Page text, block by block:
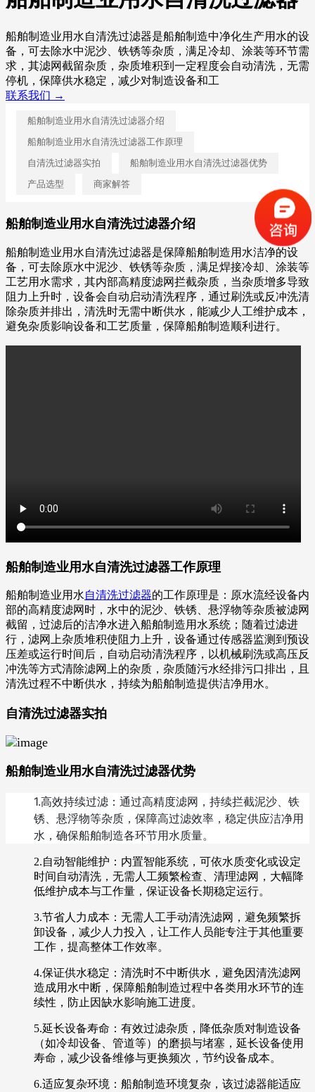
船舶制造业用水自清洗过滤器是船舶制造中净化生产用水的设
备，可去除水中泥沙、铁锈等杂质，满足冷却、涂装等环节需
求，其滤网截留杂质，杂质堆积到一定程度会自动清洗，无需
停机，保障供水稳定，减少对制造设备和工
联系我们 →
船舶制造业用水自清洗过滤器介绍
船舶制造业用水自清洗过滤器工作原理
自清洗过滤器实拍
船舶制造业用水自清洗过滤器优势
产品选型
商家解答
船舶制造业用水自清洗过滤器介绍
船舶制造业用水自清洗过滤器是保障船舶制造用水洁净的设
备，可去除原水中泥沙、铁锈等杂质，满足焊接冷却、涂装等
工艺用水需求，其内部高精度滤网拦截杂质，当杂质增多导致
阻力上升时，设备会自动启动清洗程序，通过刷洗或反冲洗清
除杂质并排出，清洗时无需中断供水，能减少人工维护成本，
避免杂质影响设备和工艺质量，保障船舶制造顺利进行。
船舶制造业用水自清洗过滤器工作原理
船舶制造业用水自清洗过滤器的工作原理是：原水流经设备内
部的高精度滤网时，水中的泥沙、铁锈、悬浮物等杂质被滤网
截留，过滤后的洁净水进入船舶制造用水系统；随着过滤进
行，滤网上杂质堆积使阻力上升，设备通过传感器监测到预设
压差或运行时间后，自动启动清洗程序，以机械刷洗或高压反
冲洗等方式清除滤网上的杂质，杂质随污水经排污口排出，且
清洗过程不中断供水，持续为船舶制造提供洁净用水。
自清洗过滤器实拍
船舶制造业用水自清洗过滤器优势
1.高效持续过滤：通过高精度滤网，持续拦截泥沙、铁
锈、悬浮物等杂质，保障高过滤效率，稳定供应洁净用
水，确保船舶制造各环节用水质量。
2.自动智能维护：内置智能系统，可依水质变化或设定
时间自动清洗，无需人工频繁检查、清理滤网，大幅降
低维护成本与工作量，保证设备长期稳定运行。
3.节省人力成本：无需人工手动清洗滤网，避免频繁拆
卸设备，减少人力投入，让工作人员能专注于其他重要
工作，提高整体工作效率。
4.保证供水稳定：清洗时不中断供水，避免因清洗滤网
造成用水中断，保障船舶制造过程中各类用水环节的连
续性，防止因缺水影响施工进度。
5.延长设备寿命：有效过滤杂质，降低杂质对制造设备
（如冷却设备、管道等）的磨损与堵塞，延长设备使用
寿命，减少设备维修与更换频次，节约设备成本。
6.适应复杂环境：船舶制造环境复杂，该过滤器能适应